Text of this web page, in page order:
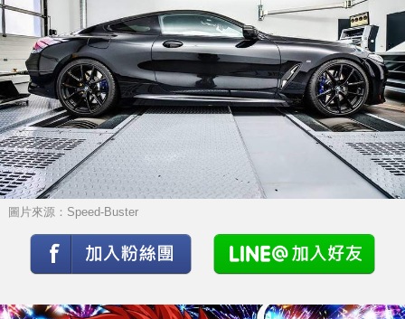
圖片來源：Speed-Buster